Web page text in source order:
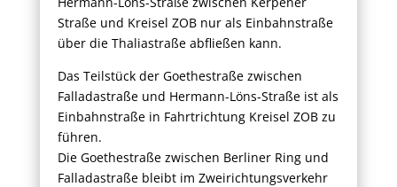
Straße und Kreisel ZOB nur als Einbahnstraße
über die Thaliastraße abfließen kann.
Das Teilstück der Goethestraße zwischen
Falladastraße und Hermann-Löns-Straße ist als
Einbahnstraße in Fahrtrichtung Kreisel ZOB zu
führen.
Die Goethestraße zwischen Berliner Ring und
Falladastraße bleibt im Zweirichtungsverkehr